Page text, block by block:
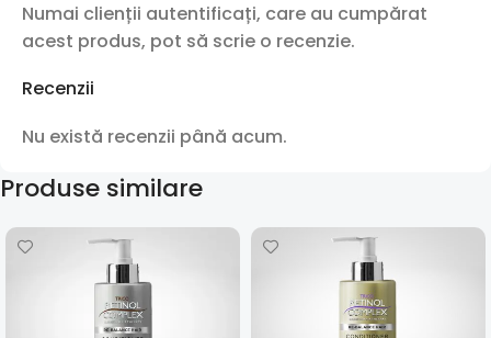
Recenzii
Nu există recenzii până acum.
Numai clienții autentificați, care au cumpărat
acest produs, pot să scrie o recenzie.
Produse similare